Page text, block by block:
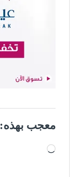
معجب بهذه:
جاري التحميل…